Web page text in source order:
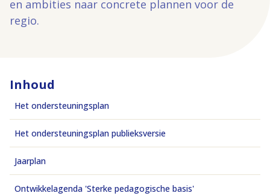
en ambities naar concrete plannen voor de
regio.
Inhoud
Het ondersteuningsplan
Het ondersteuningsplan publieksversie
Jaarplan
Ontwikkelagenda 'Sterke pedagogische basis'